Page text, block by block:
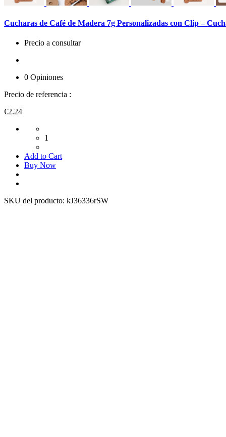
Cucharas de Café de Madera 7g Personalizadas con Clip –
Precio a consultar
0 Opiniones
Precio de referencia :
€2.24
1
Add to Cart
Buy Now
SKU del producto: kJ36336rSW